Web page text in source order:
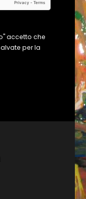
accetto che
per la